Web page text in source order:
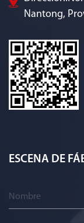
Nantong,
ESCENA DE